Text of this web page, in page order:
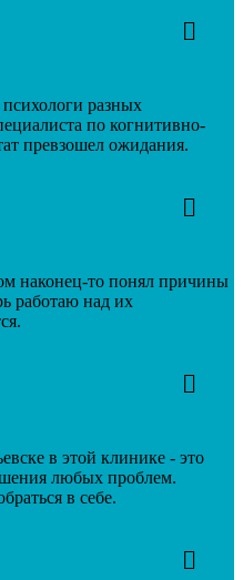
разных
по когнитивно-
превзошел ожидания.
наконец-то понял причины
работаю над их
в этой клинике - это
любых проблем.
в себе.